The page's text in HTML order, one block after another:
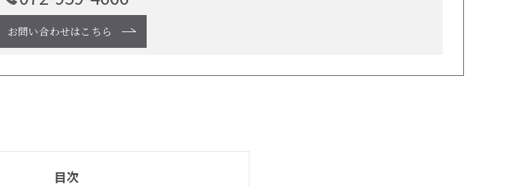
お問い合わせはこちら
目次